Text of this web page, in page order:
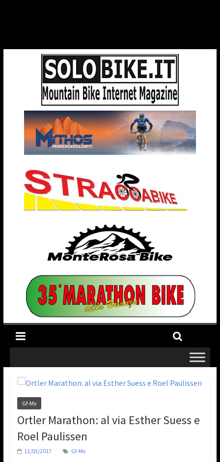
Gf-Mx
Ortler Marathon: al via Esther Suess e
Roel Paulissen
11/03/2017 Gf-Mx